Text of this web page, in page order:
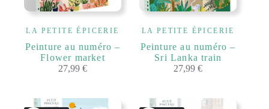
LA PETITE ÉPICERIE
Peinture au numéro –
Flower market
27,99€
LA PETITE ÉPICERIE
Peinture au numéro –
Sri Lanka train
27,99€